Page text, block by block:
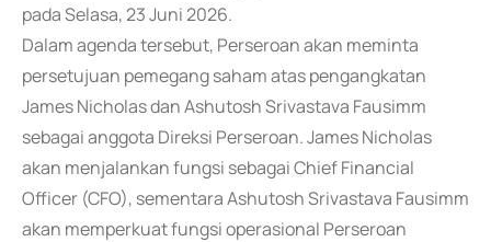
pada Selasa, 23 Juni 2026.
Dalam agenda tersebut, Perseroan akan meminta
persetujuan pemegang saham atas pengangkatan
James Nicholas dan Ashutosh Srivastava Fausimm
sebagai anggota Direksi Perseroan. James Nicholas
akan menjalankan fungsi sebagai Chief Financial
Officer (CFO), sementara Ashutosh Srivastava Fausimm
akan memperkuat fungsi operasional Perseroan